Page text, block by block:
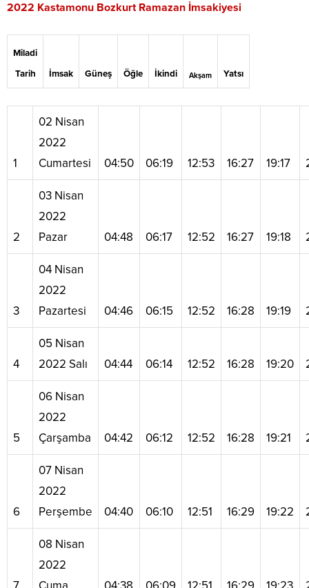
2022 Kastamonu BozkurtRamazan İmsakiyesi
Miladi
Tarih
İmsak Güneş Öğle İkindi Akşam Yatsı
1
02 Nisan
2022
Cumartesi
04:50 06:19 12:53 16:27 19:17
2
03 Nisan
2022
Pazar
04:48 06:17 12:52 16:27 19:18
3
04 Nisan
2022
Pazartesi
04:46 06:15 12:52 16:28 19:19
4
05 Nisan
2022 Salı
04:44 06:14 12:52 16:28 19:20
5
06 Nisan
2022
Çarşamba
04:42 06:12 12:52 16:28 19:21
6
07 Nisan
2022
Perşembe
04:40 06:10 12:51 16:29 19:22
08 Nisan
2022